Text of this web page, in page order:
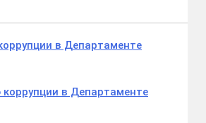
в Департаменте
в Департаменте